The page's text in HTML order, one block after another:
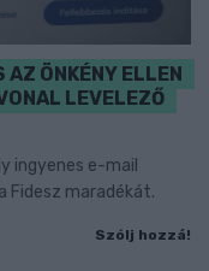
AZ ÖNKÉNY ELLEN
LEVELEZŐ
ingyenes e-mail
Fidesz maradékát.
Szólj hozzá!